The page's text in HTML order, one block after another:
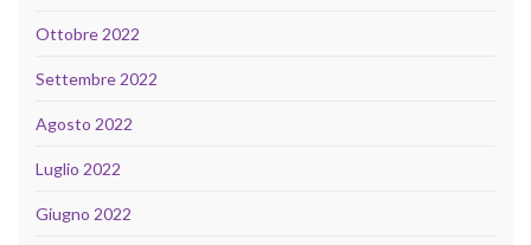
Ottobre 2022
Settembre 2022
Agosto 2022
Luglio 2022
Giugno 2022